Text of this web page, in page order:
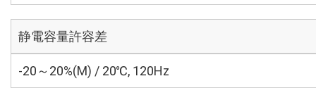
静電容量許容差
-20～20%(M) / 20℃, 120Hz